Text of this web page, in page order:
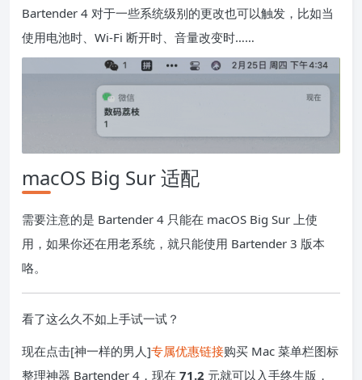
Bartender 4 对于一些系统级别的更改也可以触发，比如当
使用电池时、Wi-Fi 断开时、音量改变时……
macOS Big Sur 适配
需要注意的是 Bartender 4 只能在 macOS Big Sur 上使
用，如果你还在用老系统，就只能使用 Bartender 3 版本
咯。
看了这么久不如上手试一试？
现在点击[神一样的男人]专属优惠链接购买 Mac 菜单栏图标
整理神器 Bartender 4，现在 71.2 元就可以入手终生版，